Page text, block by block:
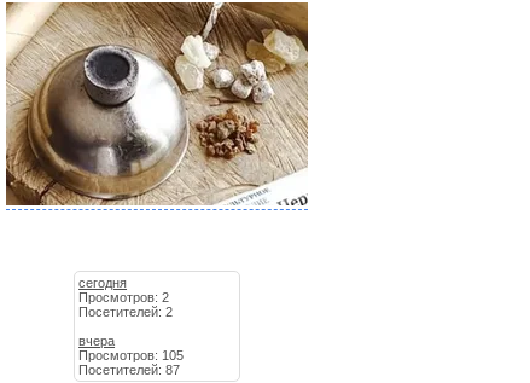
сегодня
Просмотров: 2
Посетителей: 2
вчера
Просмотров: 105
Посетителей: 87